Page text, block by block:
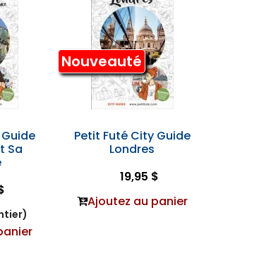
Sa
Nouveauté
Petit Futé City Guide
Londres
19,95 $
Ajoutez au panier